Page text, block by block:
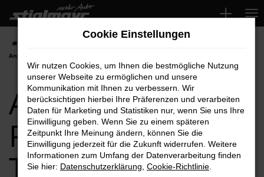
Zum
Hauptinhalt
springen
Angebote
Audi A3 für
Pfaffenhofen
Top-Angebote
Cookie Einstellungen
Wir nutzen Cookies, um Ihnen die bestmögliche Nutzung
unserer Webseite zu ermöglichen und unsere
Kommunikation mit Ihnen zu verbessern. Wir
berücksichtigen hierbei Ihre Präferenzen und verarbeiten
Daten für Marketing und Statistiken nur, wenn Sie uns Ihre
Einwilligung geben. Wenn Sie zu einem späteren
Zeitpunkt Ihre Meinung ändern, können Sie die
Einwilligung jederzeit für die Zukunft widerrufen. Weitere
Informationen zum Umfang der Datenverarbeitung finden
Sie hier: Datenschutzerklärung Cookie-Richtlinie